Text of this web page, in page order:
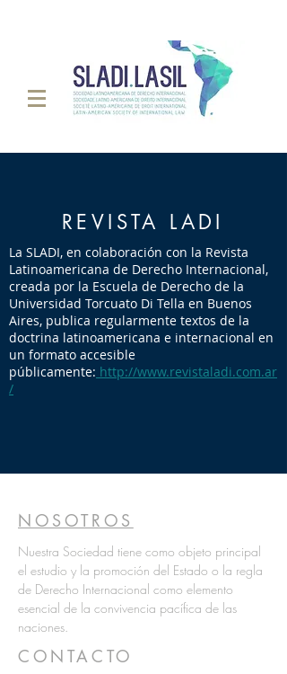
REVISTA LADI
La SLADI, en colaboración con la Revista
Latinoamericana de Derecho Internacional,
creada por la Escuela de Derecho de la
Universidad Torcuato Di Tella en Buenos
Aires, publica regularmente textos de la
doctrina latinoamericana e internacional en
un formato accesible
públicamente: http://www.revistaladi.com.ar
/
NOSOTROS
Nuestra Sociedad tiene como objeto principal
el estudio y la promoción del Estado o la regla
de Derecho Internacional como elemento
esencial de la convivencia pacífica de las
naciones.
CONTACTO